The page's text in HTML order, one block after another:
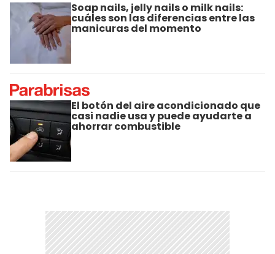
Soap nails, jelly nails o milk nails:
cuáles son las diferencias entre las
manicuras del momento
El botón del aire acondicionado que
casi nadie usa y puede ayudarte a
ahorrar combustible